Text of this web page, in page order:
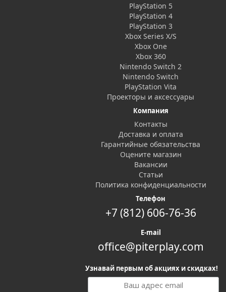
PlayStation 5
PlayStation 4
PlayStation 3
Xbox Series X/S
Xbox One
Xbox 360
Nintendo Switch 2
Nintendo Switch
PlayStation Vita
Проекторы и аксессуары
Компания
Контакты
Доставка и оплата
Гарантийные обязательства
Оцените магазин
Вакансии
Статьи
Политика конфиденциальности
Телефон
+7 (812) 606-76-36
E-mail
office@piterplay.com
Узнавай первым об акциях и скидках!